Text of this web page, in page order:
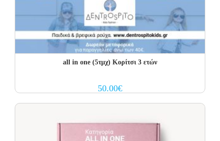
all in one (5τμχ) Κορίτσι 3 ετών
50.00€